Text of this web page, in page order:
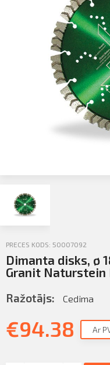
Sazināties
PRECES KODS: 50007092
Dimanta disks, ø
Granit Naturstein
Ražotājs: Cedima
€94.38 Ar